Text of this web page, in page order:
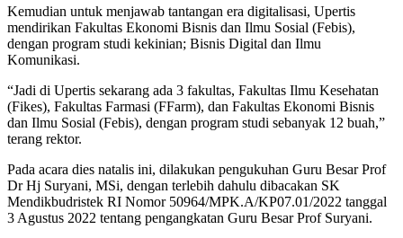
Kemudian untuk menjawab tantangan era digitalisasi, Upertis
mendirikan Fakultas Ekonomi Bisnis dan Ilmu Sosial (Febis),
dengan program studi kekinian; Bisnis Digital dan Ilmu
Komunikasi.
“Jadi di Upertis sekarang ada 3 fakultas, Fakultas Ilmu Kesehatan
(Fikes), Fakultas Farmasi (FFarm), dan Fakultas Ekonomi Bisnis
dan Ilmu Sosial (Febis), dengan program studi sebanyak 12 buah,”
terang rektor.
Pada acara dies natalis ini, dilakukan pengukuhan Guru Besar Prof
Dr Hj Suryani, MSi, dengan terlebih dahulu dibacakan SK
Mendikbudristek RI Nomor 50964/MPK.A/KP07.01/2022 tanggal
3 Agustus 2022 tentang pengangkatan Guru Besar Prof Suryani.